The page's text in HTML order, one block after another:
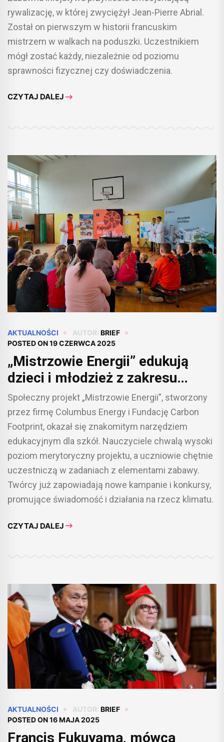
rywalizację, w której zwyciężył Jean-Pierre Abrial.
Został on pierwszym w historii francuskim
mistrzem w walkach na poduszki. Uczestnikiem
mógł zostać każdy, niezależnie od poziomu
sprawności fizycznej czy doświadczenia.
CZYTAJ DALEJ
AKTUALNOŚCI AUTOR: BRIEF
POSTED ON19 CZERWCA 2025
„Mistrzowie Energii” edukują
dzieci i młodzież z zakresu
oszczędzania energii i OZE
Społeczny projekt „Mistrzowie Energii”, stworzony
przez firmę Columbus Energy i Fundację Carbon
Footprint, okazał się znakomitym narzędziem
edukacyjnym dla szkół. Nauczyciele chwalą wysoki
poziom merytoryczny projektu, a uczniowie chętnie
uczestniczą w zadaniach z elementami zabawy.
Twórcy już zapowiadają nowe kampanie i konkursy,
promujące świadomość i działania na rzecz klimatu.
CZYTAJ DALEJ
AKTUALNOŚCI AUTOR: BRIEF
POSTED ON16 MAJA 2025
Francis Fukuyama, mówca